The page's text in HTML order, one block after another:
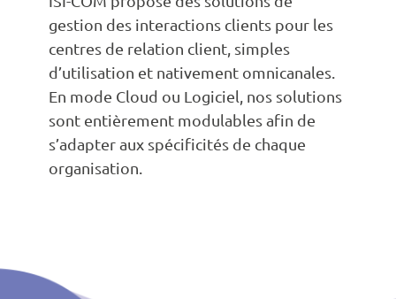
gestion des interactions clients pour les
centres de relation client, simples
d’utilisation et nativement omnicanales.
En mode Cloud ou Logiciel, nos solutions
sont entièrement modulables afin de
s’adapter aux spécificités de chaque
organisation.